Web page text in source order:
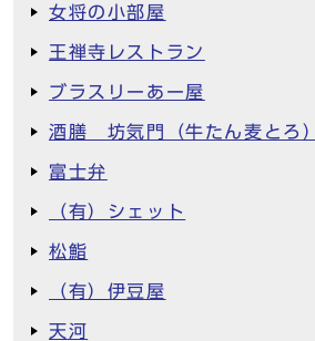
女将の小部屋
王禅寺レストラン
ブラスリーあー屋
酒膳 坊気門（牛たん麦とろ）
富士弁
（有）シェット
松鮨
（有）伊豆屋
天河